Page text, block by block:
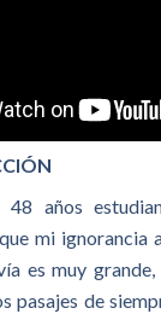
48 años
mi ignorancia
es muy
pasajes de